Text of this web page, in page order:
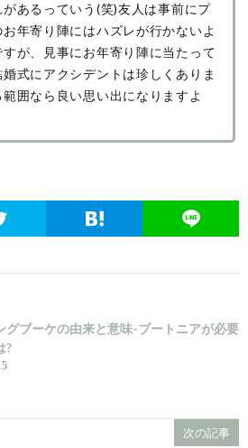
あるっていう(笑)友人は事前にプ
年寄り陣にはハズレが行かないよ
が、見事にお年寄り陣に当たって
式にアクシデントは珍しくありま
囲なら良い思い出になりますよ
グブーケの由来と意味-ブートニアが必要
?
次の記事